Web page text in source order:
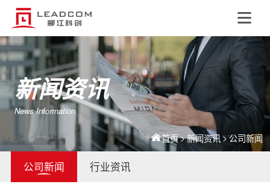
新闻资讯
News Information
首页>新闻资讯>公司新闻
公司新闻 行业资讯